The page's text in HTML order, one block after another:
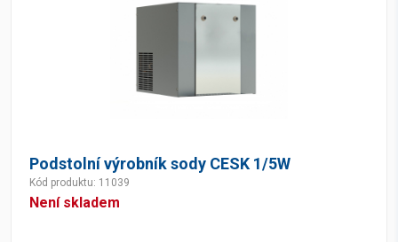
Podstolní výrobník sody CESK 1/5W
Kód produktu: 11039
Není skladem